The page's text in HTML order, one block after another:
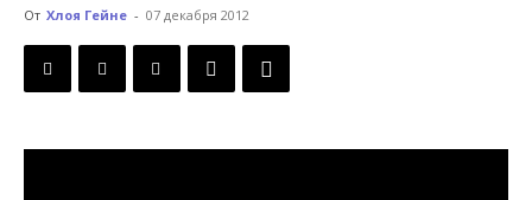
Кыргызстана
От Хлоя Гейне - 07 декабря 2012